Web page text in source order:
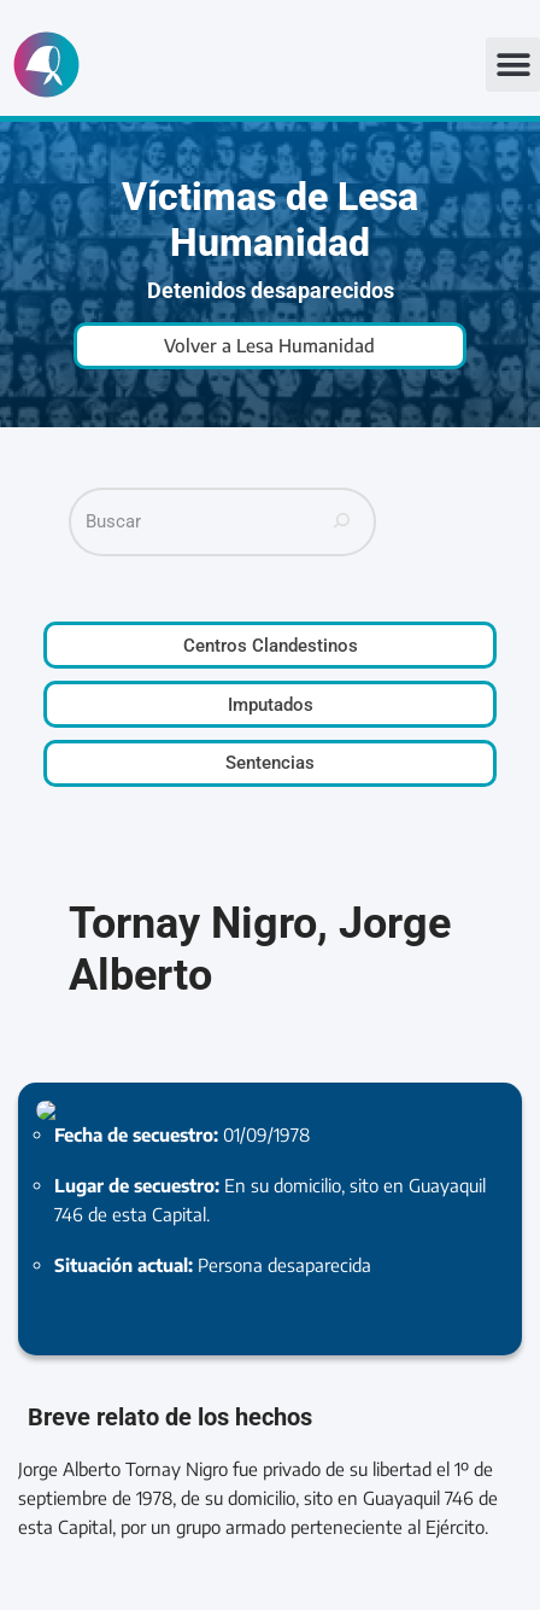
Ir
al
contenido
Víctimas de Lesa
Humanidad
Detenidos desaparecidos
Volver a Lesa Humanidad
Centros Clandestinos
Imputados
Sentencias
Tornay Nigro, Jorge
Alberto
Fecha de secuestro: 01/09/1978
Lugar de secuestro: En su domicilio, sito en Guayaquil
746 de esta Capital.
Situación actual: Persona desaparecida
Breve relato de los hechos
Jorge Alberto Tornay Nigro fue privado de su libertad el 1º de
septiembre de 1978, de su domicilio, sito en Guayaquil 746 de
esta Capital, por un grupo armado perteneciente al Ejército.